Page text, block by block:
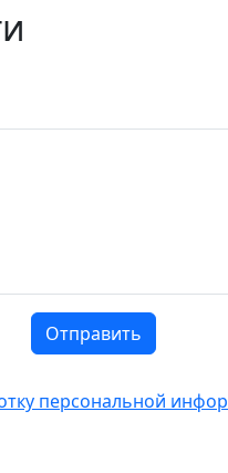
Отправить
персональной